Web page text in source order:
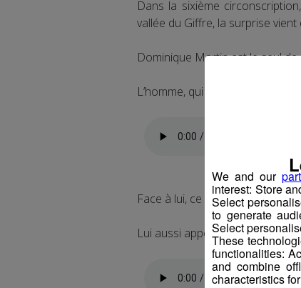
Dans la sixième
vallée du Giffre, la surprise
Dominique Martin est le seul
L’homme, qui avait quitté la vie
Face à lui, ce sera donc le
Lui aussi appelle à la
We and our
interest: Store
Select
to generate
Select
These
functionalities:
and combine
characteristics